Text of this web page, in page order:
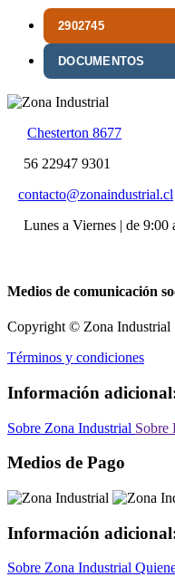
2902745
DOCUMENTOS
Chesterton 8677
56 22947 9301
contacto@zonaindustrial.cl
Lunes a Viernes | de 9:00
Medios de comunicación
Copyright © Zona Industrial
Términos y condiciones
Información
Sobre Zona Industrial Sobre
Medios de Pago
Información
Sobre Zona Industrial